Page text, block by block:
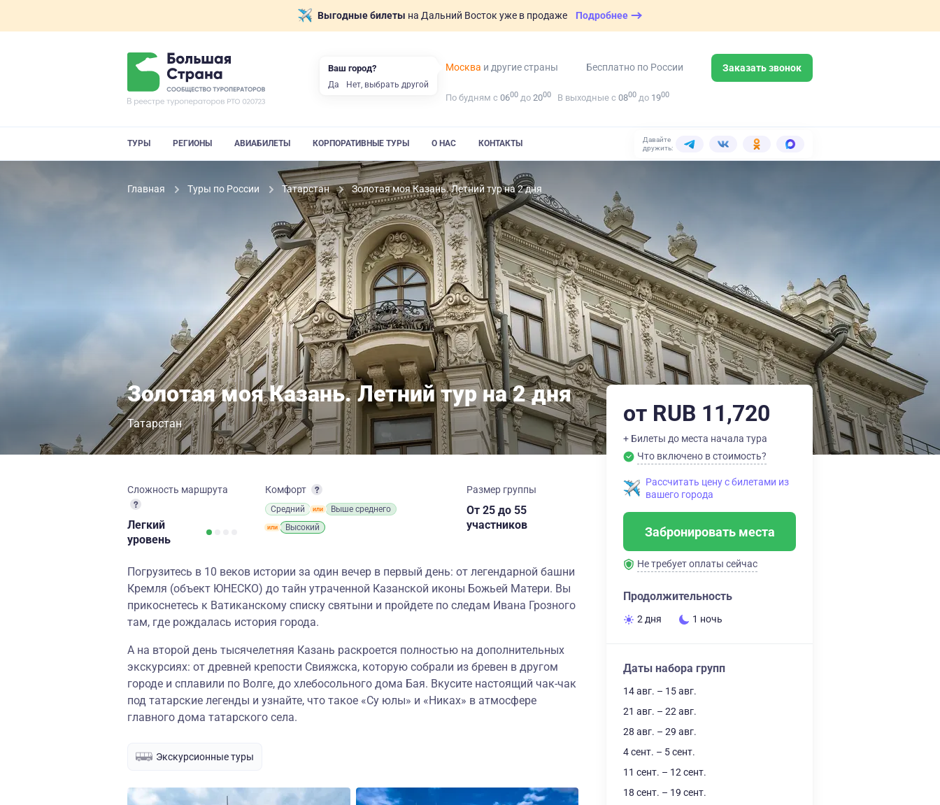
Выгодные билеты на Дальний Восток уже в продаже Подробнее
Москва и другие страны Бесплатно по России Заказать звонок
По будням с 0600 до 2000 В выходные с 0800 до 1900
ТУРЫ РЕГИОНЫ АВИАБИЛЕТЫ КОРПОРАТИВНЫЕ ТУРЫ О НАС КОНТАКТЫ
Давайте
дружить:
Главная Туры по России Татарстан Золотая моя Казань. Летний тур на 2 дня
Золотая моя Казань. Летний тур на 2 дня
Татарстан
Сложность маршрута
Легкий
уровень
Комфорт
Средний
Выше среднего
Высокий
Размер группы
От 25 до 55
участников
Погрузитесь в 10 веков истории за один вечер в первый день: от легендарной башни
Кремля (объект ЮНЕСКО) до тайн утраченной Казанской иконы Божьей Матери. Вы
прикоснетесь к Ватиканскому списку святыни и пройдете по следам Ивана Грозного
там, где рождалась история города.
А на второй день тысячелетняя Казань раскроется полностью на дополнительных
экскурсиях: от древней крепости Свияжска, которую собрали из бревен в другом
городе и сплавили по Волге, до хлебосольного дома Бая. Вкусите настоящий чак-чак
под татарские легенды и узнайте, что такое «Су юлы» и «Никах» в атмосфере
главного дома татарского села.
Экскурсионные туры
от RUB 11,720
+ Билеты до места начала тура
Что включено в стоимость?
Рассчитать цену с билетами из
вашего города
Забронировать места
Не требует оплаты сейчас
Продолжительность
2 дня 1 ночь
Даты набора групп
14 авг. – 15 авг.
21 авг. – 22 авг.
28 авг. – 29 авг.
4 сент. – 5 сент.
11 сент. – 12 сент.
18 сент. – 19 сент.
Ваш город?
Да Нет, выбрать другой